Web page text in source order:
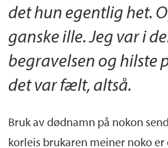
det hun egentlig het.
ganske ille. Jeg var i
begravelsen og hilste
det var fælt, altså.
Bruk av dødnamn på nokon
korleis brukaren meiner noko er